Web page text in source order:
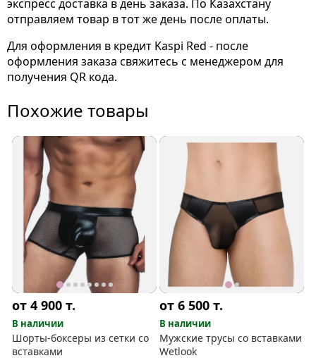
экспресс доставка в день заказа. По Казахстану
отправляем товар в тот же день после оплаты.
Для оформления в кредит Kaspi Red - после
оформления заказа свяжитесь с менеджером для
получения QR кода.
Похожие товары
от 4 900т.
В наличии
Шорты-боксеры из сетки со
вставками
от 6 500т.
В наличии
Мужские трусы со вставками
Wetlook